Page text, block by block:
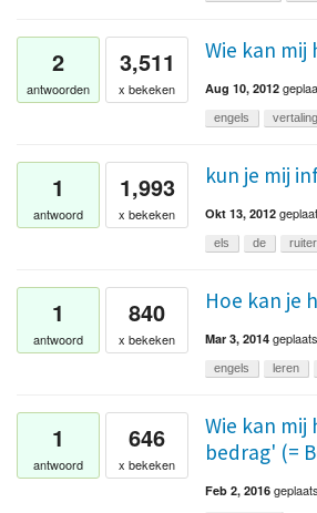
2
antwoorden
3,511
x bekeken
Wie kan
Aug 10, 2012
engels vertaling
1
antwoord
1,993
x bekeken
kun je mij
Okt 13, 2012
els de ruiter
1
antwoord
840
x bekeken
Hoe kan je
Mar 3, 2014
engels leren
1
antwoord
646
x bekeken
Wie kan
bedrag' (=
Feb 2, 2016